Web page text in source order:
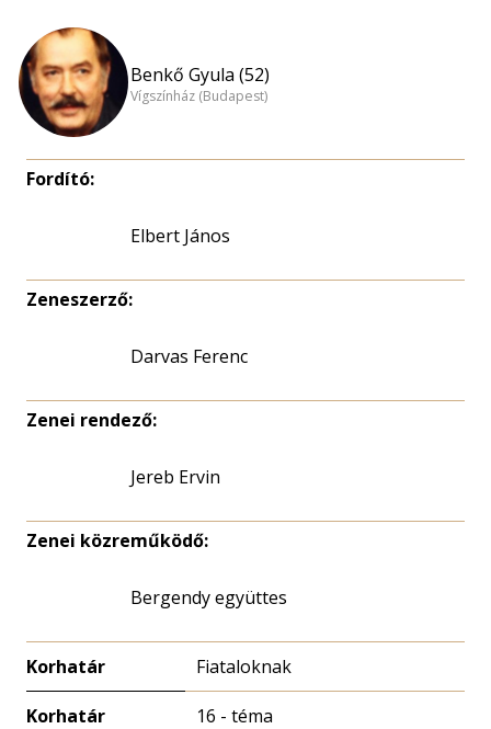
Benkő Gyula (52)
Vígszínház (Budapest)
Fordító:
Elbert János
Zeneszerző:
Darvas Ferenc
Zenei rendező:
Jereb Ervin
Zenei közreműködő:
Bergendy együttes
Korhatár Fiataloknak
Korhatár
16 - téma